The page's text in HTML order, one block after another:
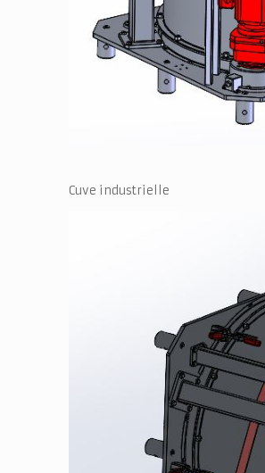
Cuve industrielle